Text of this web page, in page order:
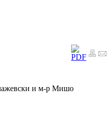
и м-р Мишо